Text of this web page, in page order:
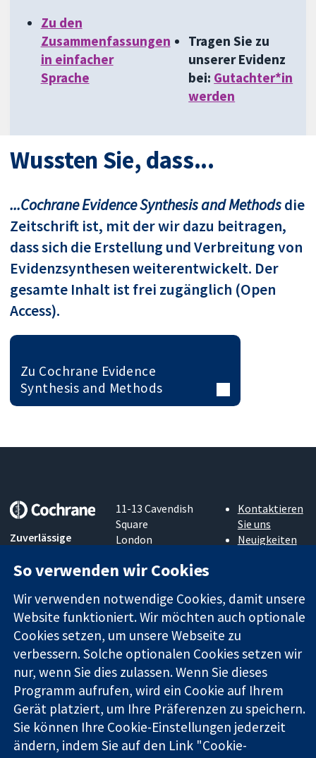
Zu den
Zusammenfassungen
in einfacher
Sprache
Tragen Sie zu
unserer Evidenz
bei: Gutachter*in
werden
Wussten Sie, dass...
...Cochrane Evidence Synthesis and Methodsdie
Zeitschrift ist, mit der wir dazu beitragen,
dass sich die Erstellung und Verbreitung von
Evidenzsynthesen weiterentwickelt. Der
gesamte Inhalt ist frei zugänglich (Open
Access).
Zu Cochrane Evidence
Synthesis and Methods
Zuverlässige
Informierte
Bessere
Gesundheit
11-13 Cavendish
Square
London
Vereinigtes
Kontaktieren
Sie uns
Neuigkeiten
Cochrane
Library
Die Cochrane Collaboration ist eine gemeinützige Organisation
(Nr. 1045921) und in England und in Wales als eine Gesellschaft
mit beschränkter Haftung (Nr. 03044323) registriert.
Umsatzsteuer-Identifikationsnummer GB 718 2127 49.
Copyright © 2026 The Cochrane Collaboration
So verwenden wir Cookies
Wir verwenden notwendige Cookies, damit unsere
Website funktioniert. Wir möchten auch optionale
Cookies setzen, um unsere Webseite zu
verbessern. Solche optionalen Cookies setzen wir
nur, wenn Sie dies zulassen. Wenn Sie dieses
Programm aufrufen, wird ein Cookie auf Ihrem
Gerät platziert, um Ihre Präferenzen zu speichern.
Sie können Ihre Cookie-Einstellungen jederzeit
ändern, indem Sie auf den Link "Cookie-